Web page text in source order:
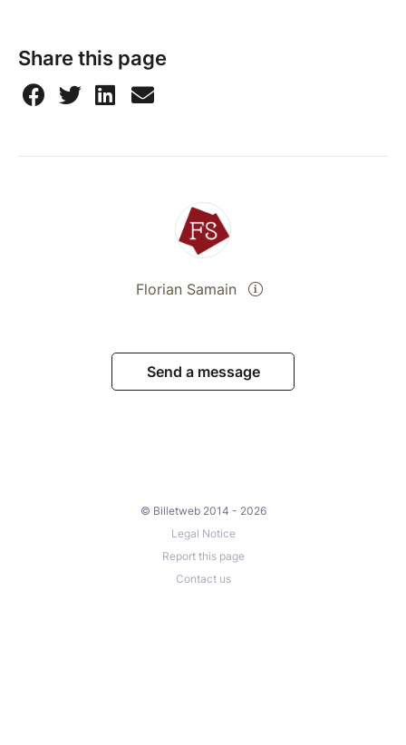
Share this page
Florian Samain
Send a message
© Billetweb 2014 - 2026
Legal Notice
Report this page
Contact us